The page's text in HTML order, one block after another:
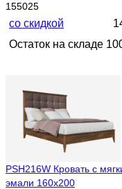
155025
со скидкой
Остаток на складе
PSH216W Кровать с
эмали 160х200